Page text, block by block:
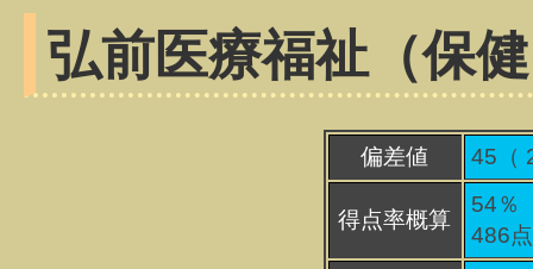
弘前医療福祉（保
偏差値 45（
得点率概算
54％
486